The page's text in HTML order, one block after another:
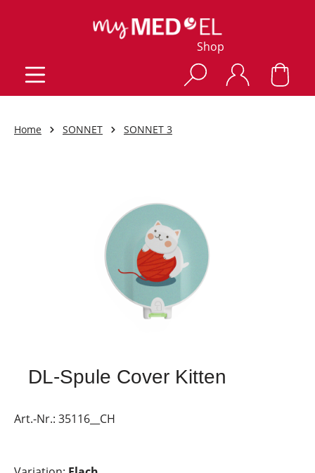
Shop
Home SONNET SONNET 3
DL-Spule Cover Kitten
Art.-Nr.: 35116__CH